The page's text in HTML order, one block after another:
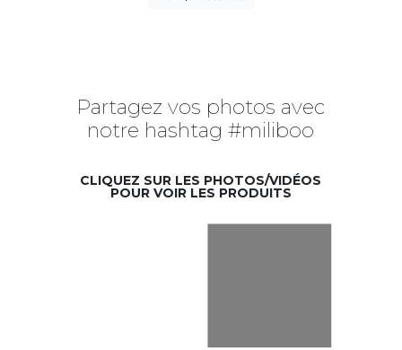
Partagez vos photos avec
notre hashtag #miliboo
CLIQUEZ SUR LES PHOTOS/VIDÉOS
POUR VOIR LES PRODUITS